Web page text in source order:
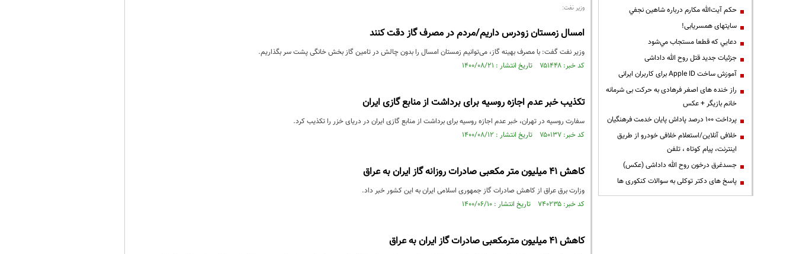
وزیر نفت:
امسال زمستان زودرس داریم/مردم در مصرف گاز دقت کنند
وزیر نفت گفت: با مصرف بهینه گاز، می‌توانیم زمستان امسال را بدون چالش در تامین گاز بخش خانگی پشت سر بگذاریم.
کد خبر: ۷۵۱۴۴۸ تاریخ انتشار : ۱۴۰۰/۰۸/۲۱
تکذیب خبر عدم اجازه روسیه برای برداشت از منابع گازی ایران
سفارت روسیه در تهران، خبر عدم اجازه روسیه برای برداشت از منابع گازی ایران در دریای خزر را تکذیب کرد.
کد خبر: ۷۵۰۱۳۷ تاریخ انتشار : ۱۴۰۰/۰۸/۱۲
کاهش ۴۱ میلیون متر مکعبی صادرات روزانه گاز ایران به عراق
وزارت برق عراق از کاهش صادرات گاز جمهوری اسلامی ایران به این کشور خبر داد.
کد خبر: ۷۴۰۲۳۵ تاریخ انتشار : ۱۴۰۰/۰۶/۱۰
کاهش 41 میلیون مترمکعبی صادرات گاز ایران به عراق
حكم آيت‌الله مكارم درباره شاهين نجفي
سایتهای همسریابی!
دعايي كه قطعا مستجاب مي‌شود
جزئیات جدید قتل روح الله داداشی
آموزش ساخت Apple ID برای کاربران ایرانی
راز خنده های اصغر فرهادی به حرکت بی شرمانه
خانم بازیگر + عکس
پرداخت ۱۰۰ درصد پاداش پایان خدمت فرهنگیان
خلافی آنلاین/استعلام خلافی خودرو از طریق
اینترنت، پیام کوتاه ، تلفن
جسدغرق درخون روح الله داداشی (عکس)
پاسخ های دکتر توکلی به سوالات کنکوری ها